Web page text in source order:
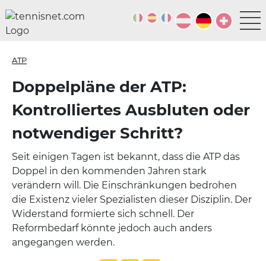
ATP
Doppelpläne der ATP:
Kontrolliertes Ausbluten oder
notwendiger Schritt?
Seit einigen Tagen ist bekannt, dass die ATP das
Doppel in den kommenden Jahren stark
verändern will. Die Einschränkungen bedrohen
die Existenz vieler Spezialisten dieser Disziplin. Der
Widerstand formierte sich schnell. Der
Reformbedarf könnte jedoch auch anders
angegangen werden.